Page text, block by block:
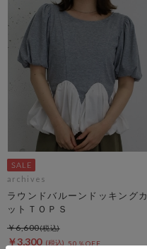
archives
ラウンドバルーンドッキングカ
ットＴＯＰＳ
￥3,300 50％OFF
￥6,600